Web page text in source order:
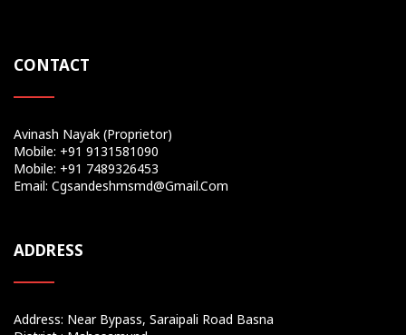
CONTACT
Avinash Nayak (Proprietor)
Mobile: +91 9131581090
Mobile: +91 7489326453
Email: Cgsandeshmsmd@gmail.com
ADDRESS
Address: Near Bypass, Saraipali Road Basna